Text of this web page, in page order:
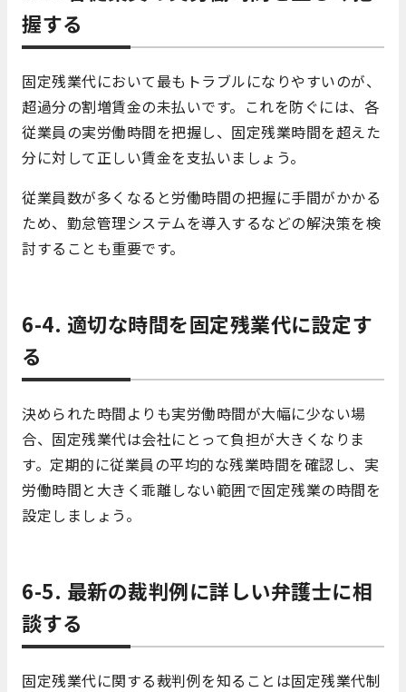
握する
固定残業代において最もトラブルになりやすいのが、
超過分の割増賃金の未払いです。これを防ぐには、各
従業員の実労働時間を把握し、固定残業時間を超えた
分に対して正しい賃金を支払いましょう。
従業員数が多くなると労働時間の把握に手間がかかる
ため、勤怠管理システムを導入するなどの解決策を検
討することも重要です。
6-4. 適切な時間を固定残業代に設定す
る
決められた時間よりも実労働時間が大幅に少ない場
合、固定残業代は会社にとって負担が大きくなりま
す。定期的に従業員の平均的な残業時間を確認し、実
労働時間と大きく乖離しない範囲で固定残業の時間を
設定しましょう。
6-5. 最新の裁判例に詳しい弁護士に相
談する
固定残業代に関する裁判例を知ることは固定残業代制